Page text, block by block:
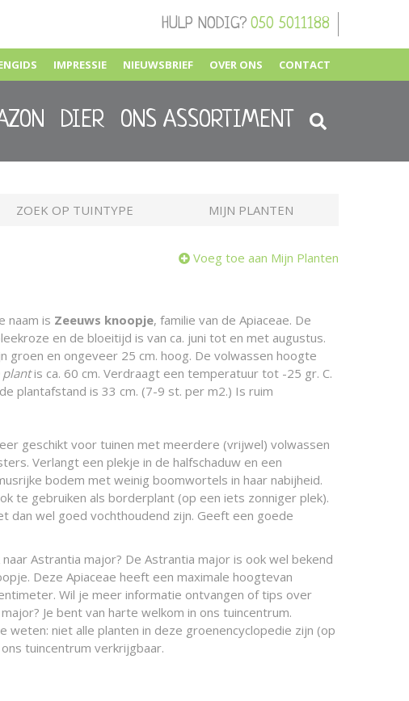
HULP NODIG? 050 5011188
IMPRESSIE NIEUWSBRIEF OVER ONS CONTACT
DIER ONS ASSORTIMENT
ZOEK OP TUINTYPE MIJN PLANTEN
Voeg toe aan Mijn Planten
naam is Zeeuws knoopje, familie van de Apiaceae. De
en de bloeitijd is van ca. juni tot en met augustus.
groen en ongeveer 25 cm. hoog. De volwassen hoogte
plantis ca. 60 cm. Verdraagt een temperatuur tot -25 gr. C.
plantafstand is 33 cm. (7-9 st. per m2.) Is ruim
geschikt voor tuinen met meerdere (vrijwel) volwassen
Verlangt een plekje in de halfschaduw en een
bodem met weinig boomwortels in haar nabijheid.
te gebruiken als borderplant (op een iets zonniger plek).
dan wel goed vochthoudend zijn. Geeft een goede
Astrantia major? De Astrantia major is ook wel bekend
Deze Apiaceae heeft een maximale hoogtevan
Wil je meer informatie ontvangen of tips over
Je bent van harte welkom in ons tuincentrum.
weten: niet alle planten in deze groenencyclopedie zijn (op
tuincentrum verkrijgbaar.